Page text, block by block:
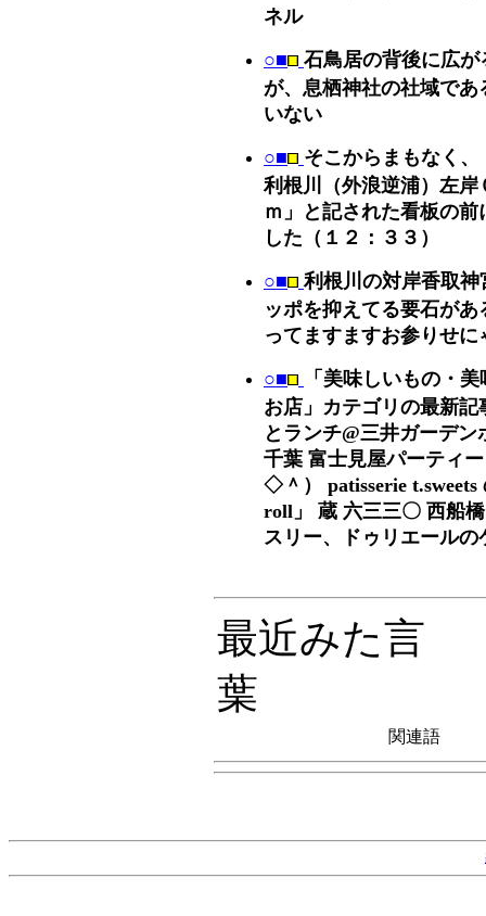
ネル
○■ 石鳥居の背後に広が
が、息栖神社の社域であ
いない
○■ そこからまもなく、
利根川（外浪逆浦）左岸
ｍ」と記された看板の前
した（１２：３３）
○■ 利根川の対岸香取神
ッポを抑えてる要石があ
ってますますお参りせに
○■ 「美味しいもの・
お店」カテゴリの最新記
とランチ@三井ガーデン
千葉 富士見屋パーティ
◇＾） patisserie t.sweets
roll」 蔵 六三三〇 西船
スリー、ドゥリエールの
最近みた言
葉
関連語